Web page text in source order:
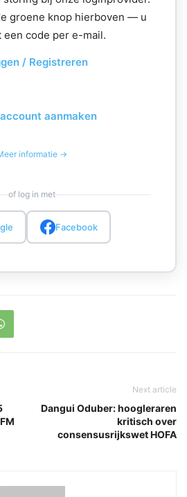
groene knop hierboven — u
een code per e-mail.
/ Registreren
aanmaken
informatie →
of log in met
Facebook
Next article
Dangui Oduber: hoogleraren
kritisch over
consensusrijkswet HOFA